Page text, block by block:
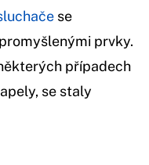
se
prvky.
případech
se staly